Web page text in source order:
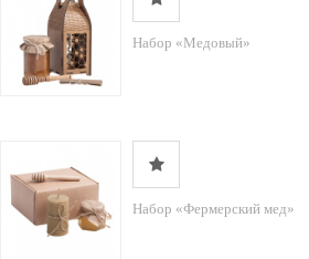
Набор «Медовый»
Набор «Фермерский мед»